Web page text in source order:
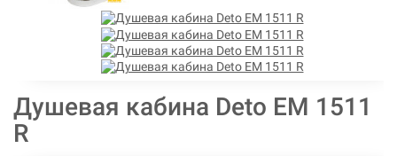
Душевая кабина Deto ЕМ 1511
R